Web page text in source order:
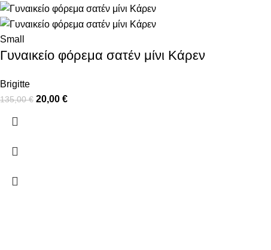
Small
Γυναικείο φόρεμα σατέν μίνι Κάρεν
Brigitte
135,00€ 20,00 €